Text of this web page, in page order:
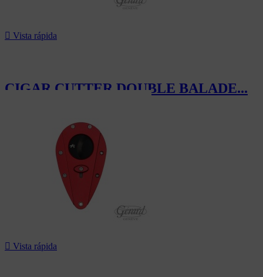
 Vista rápida
CIGAR CUTTER DOUBLE BALADE...
 Vista rápida